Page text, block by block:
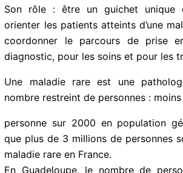
Son rôle : être un guichet unique
orienter les patients atteints d’une
mieux coordonner le parcours de
le diagnostic, pour les soins et pour
Une maladie rare est une
nombre restreint de personnes : moins
personne sur 2000 en population
que plus de 3 millions de
d’une maladie rare en France.
En Guadeloupe, le nombre de